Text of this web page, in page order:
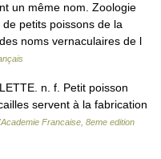
un même nom. Zoologie
petits poissons de la
noms vernaculaires de l
n. f. Petit poisson
servent à la fabrication
Francaise, 8eme edition